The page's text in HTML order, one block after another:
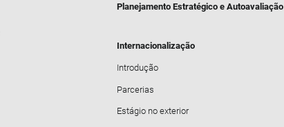
Planejamento Estratégico e Autoavaliação
Internacionalização
Introdução
Parcerias
Estágio no exterior